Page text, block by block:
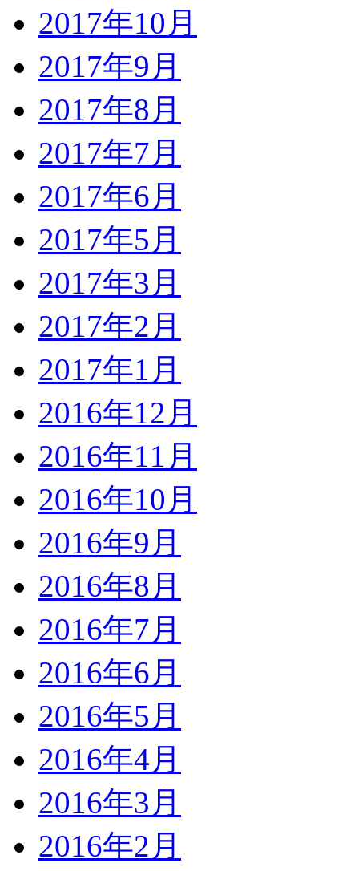
2017年10月
2017年9月
2017年8月
2017年7月
2017年6月
2017年5月
2017年3月
2017年2月
2017年1月
2016年12月
2016年11月
2016年10月
2016年9月
2016年8月
2016年7月
2016年6月
2016年5月
2016年4月
2016年3月
2016年2月